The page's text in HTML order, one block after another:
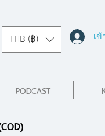
THB (฿) เข้
PODCAST